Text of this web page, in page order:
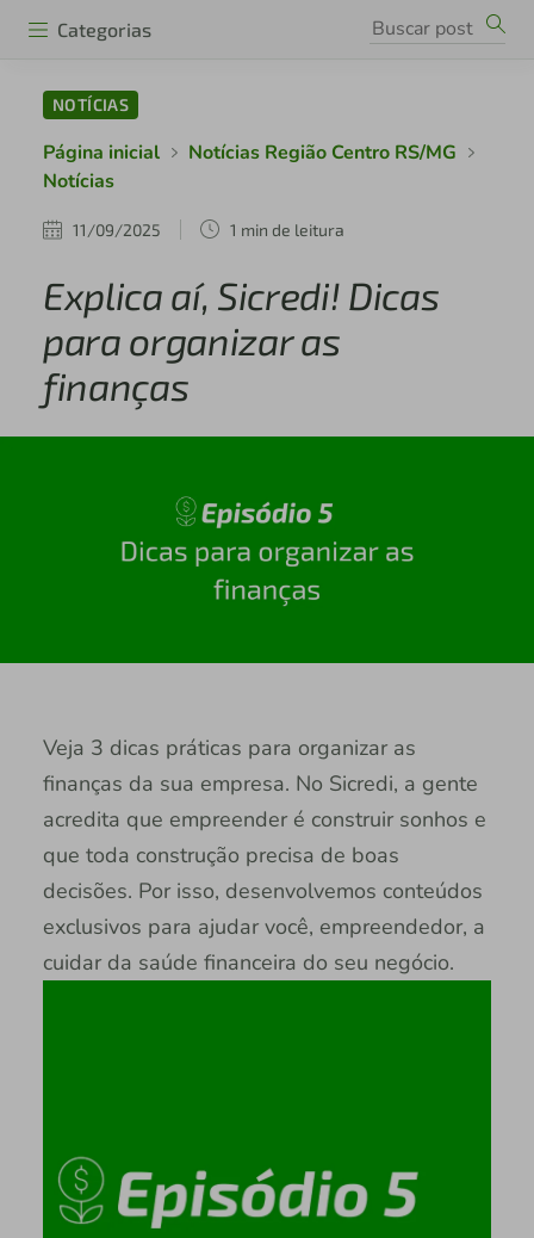
Categorias
NOTÍCIAS
Página inicial
Notícias Região Centro RS/MG
Notícias
11/09/2025 1 min de leitura
Explica aí, Sicredi! Dicas
para organizar as
finanças
Veja 3 dicas práticas para organizar as
finanças da sua empresa. No Sicredi, a gente
acredita que empreender é construir sonhos e
que toda construção precisa de boas
decisões. Por isso, desenvolvemos conteúdos
exclusivos para ajudar você, empreendedor, a
cuidar da saúde financeira do seu negócio.